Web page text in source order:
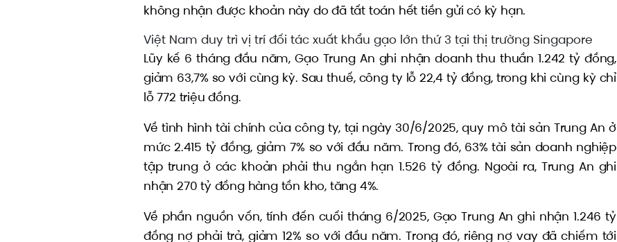
không nhận được khoản này do đã tất toán hết tiền gửi có kỳ hạn.
Việt Nam duy trì vị trí đối tác xuất khẩu gạo lớn thứ 3 tại thị trường Singapore
Lũy kế 6 tháng đầu năm, Gạo Trung An ghi nhận doanh thu thuần 1.242 tỷ đồng,
giảm 63,7% so với cùng kỳ. Sau thuế, công ty lỗ 22,4 tỷ đồng, trong khi cùng kỳ chỉ
lỗ 772 triệu đồng.
Về tình hình tài chính của công ty, tại ngày 30/6/2025, quy mô tài sản Trung An ở
mức 2.415 tỷ đồng, giảm 7% so với đầu năm. Trong đó, 63% tài sản doanh nghiệp
tập trung ở các khoản phải thu ngắn hạn 1.526 tỷ đồng. Ngoài ra, Trung An ghi
nhận 270 tỷ đồng hàng tồn kho, tăng 4%.
Về phần nguồn vốn, tính đến cuối tháng 6/2025, Gạo Trung An ghi nhận 1.246 tỷ
đồng nợ phải trả, giảm 12% so với đầu năm. Trong đó, riêng nợ vay đã chiếm tới